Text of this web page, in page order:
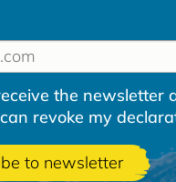
the
revoke my